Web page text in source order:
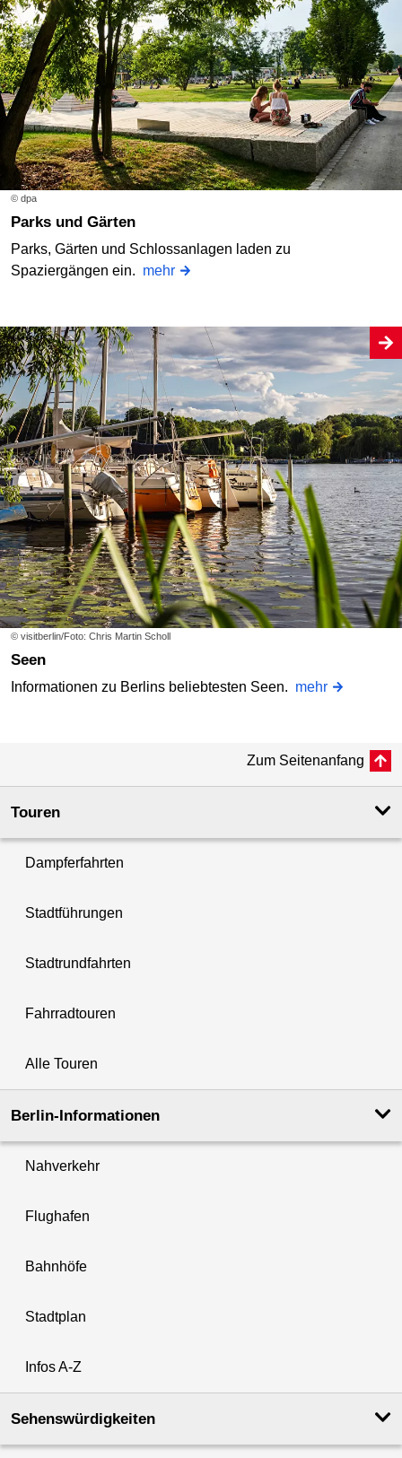
© dpa
Parks und Gärten
Parks, Gärten und Schlossanlagen laden zu
Spaziergängen ein. mehr
© visitberlin/Foto: Chris Martin Scholl
Seen
Informationen zu Berlins beliebtesten Seen. mehr
Zum Seitenanfang
Touren
Dampferfahrten
Stadtführungen
Stadtrundfahrten
Fahrradtouren
Alle Touren
Berlin-Informationen
Nahverkehr
Flughafen
Bahnhöfe
Stadtplan
Infos A-Z
Sehenswürdigkeiten